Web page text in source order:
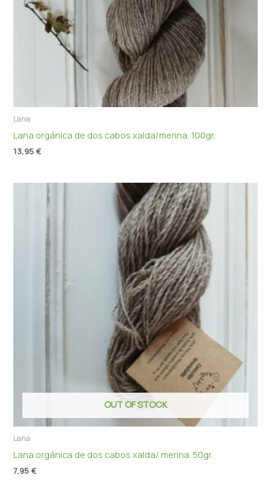
Lana
Lana orgánica de dos cabos xalda/merina. 100gr.
13,95 €
OUT OF STOCK
Lana
Lana orgánica de dos cabos xalda/ merina. 50gr.
7,95 €